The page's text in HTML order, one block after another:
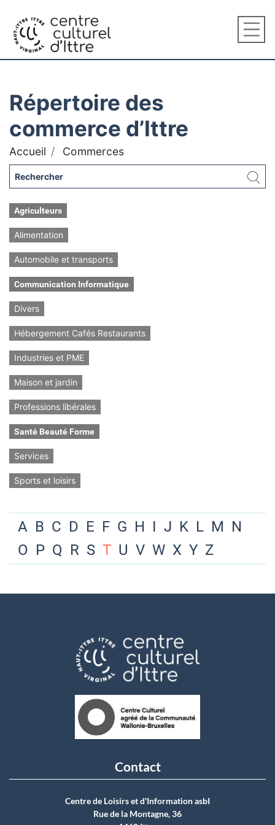
Répertoire des
commerce d’Ittre
Accueil Commerces
Agriculteurs
Alimentation
Automobile et transports
Communication Informatique
Divers
Hébergement Cafés Restaurants
Industries et PME
Maison et jardin
Professions libérales
Santé Beauté Forme
Services
Sports et loisirs
A B C D E F G H I J K L M N
O P Q R S T U V W X Y Z
Contact
Centre de Loisirs et d'Information asbI
Rue de la Montagne, 36